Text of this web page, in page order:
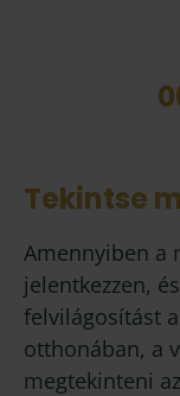
Tekintse
Amennyiben a
jelentkezzen,
felvilágosítást
otthonában, a
megtekinteni